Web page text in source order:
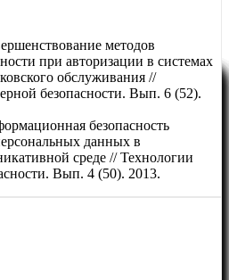
методов
при авторизации в системах
обслуживания //
безопасности. Вып. 6 (52).
безопасность
данных в
среде // Технологии
Вып. 4 (50). 2013.